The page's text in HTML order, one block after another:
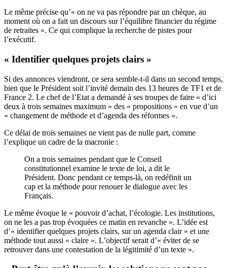
Le même précise qu’« on ne va pas répondre par un chèque, au
moment où on a fait un discours sur l’équilibre financier du régime
de retraites ». Ce qui complique la recherche de pistes pour
l’exécutif.
« Identifier quelques projets clairs »
Si des annonces viendront, ce sera semble-t-il dans un second temps,
bien que le Président soit l’invité demain des 13 heures de TF1 et de
France 2. Le chef de l’Etat a demandé à ses troupes de faire « d’ici
deux à trois semaines maximum » des « propositions » en vue d’un
« changement de méthode et d’agenda des réformes ».
Ce délai de trois semaines ne vient pas de nulle part, comme
l’explique un cadre de la macronie :
On a trois semaines pendant que le Conseil
constitutionnel examine le texte de loi, a dit le
Président. Donc pendant ce temps-là, on redéfinit un
cap et la méthode pour renouer le dialogue avec les
Français.
Le même évoque le « pouvoir d’achat, l’écologie. Les institutions,
on ne les a pas trop évoquées ce matin en revanche ». L’idée est
d’« identifier quelques projets clairs, sur un agenda clair » et une
méthode tout aussi « claire ». L’objectif serait d’« éviter de se
retrouver dans une contestation de la légitimité d’un texte ».